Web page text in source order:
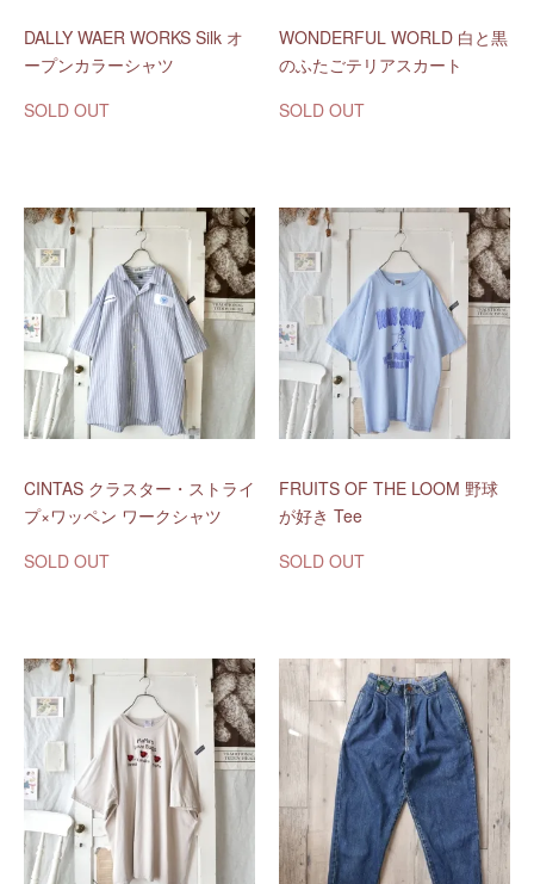
DALLY WAER WORKS Silk オ
ープンカラーシャツ
SOLD OUT
WONDERFUL WORLD 白と黒
のふたごテリアスカート
SOLD OUT
CINTAS クラスター・ストライ
プ×ワッペン ワークシャツ
SOLD OUT
FRUITS OF THE LOOM 野球
が好き Tee
SOLD OUT